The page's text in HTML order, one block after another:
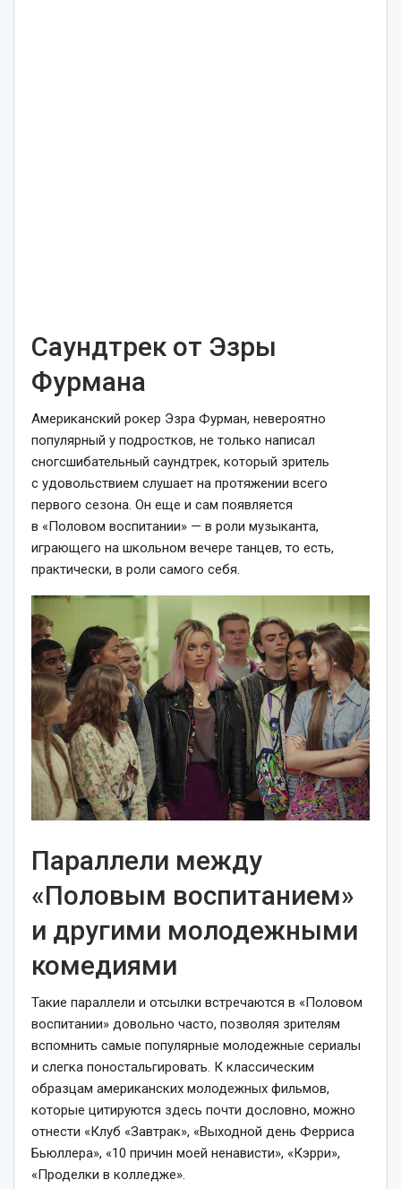
Саундтрек от Эзры
Фурмана
Американский рокер Эзра Фурман, невероятно
популярный у подростков, не только написал
сногсшибательный саундтрек, который зритель
с удовольствием слушает на протяжении всего
первого сезона. Он еще и сам появляется
в «Половом воспитании» — в роли музыканта,
играющего на школьном вечере танцев, то есть,
практически, в роли самого себя.
Параллели между
«Половым воспитанием»
и другими молодежными
комедиями
Такие параллели и отсылки встречаются в «Половом
воспитании» довольно часто, позволяя зрителям
вспомнить самые популярные молодежные сериалы
и слегка поностальгировать. К классическим
образцам американских молодежных фильмов,
которые цитируются здесь почти дословно, можно
отнести «Клуб «Завтрак», «Выходной день Ферриса
Бьюллера», «10 причин моей ненависти», «Кэрри»,
«Проделки в колледже».